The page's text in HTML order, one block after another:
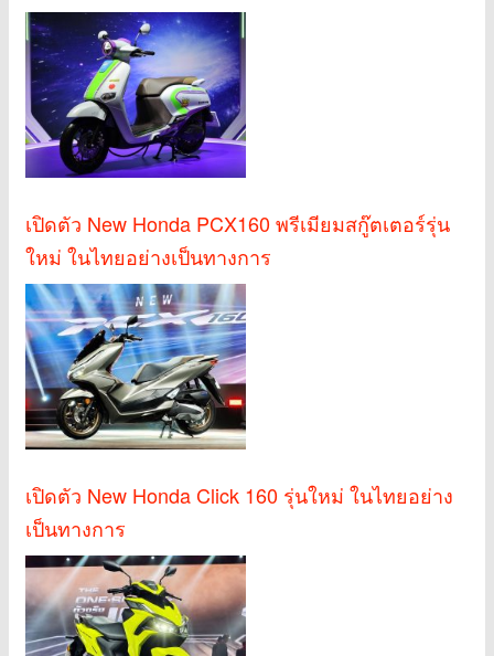
เปิดตัว New Honda PCX160 พรีเมียมสกู๊ตเตอร์รุ่น
ใหม่ ในไทยอย่างเป็นทางการ
เปิดตัว New Honda Click 160 รุ่นใหม่ ในไทยอย่าง
เป็นทางการ